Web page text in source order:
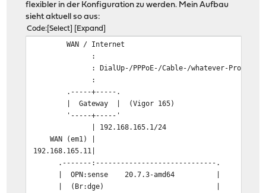
flexibler in der Konfiguration zu werden. Mein Aufbau
sieht aktuell so aus:
Code Select Expand
WAN / Internet
:
: DialUp-/PPPoE-/Cable-/whatever-Provider
:
.-----+-----.
| Gateway | (Vigor 165)
'-----+-----'
| 192.168.165.1/24
WAN (em1) |
192.168.165.11|
.-------:-----------------------------.
| OPN:sense 20.7.3-amd64 |
| (Br:dge) |